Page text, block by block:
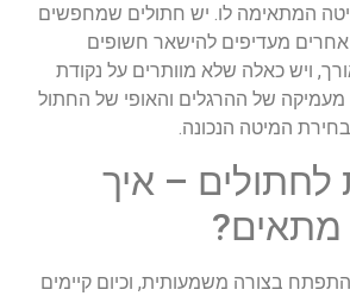
המתאימה לו. יש חתולים שמחפשים
אחרים מעדיפים להישאר חשופים
ויש כאלה שלא מוותרים על נקודת
של ההרגלים והאופי של החתול
המיטה הנכונה.
לחתולים – איך
מתאים?
בצורה משמעותית, וכיום קיימים